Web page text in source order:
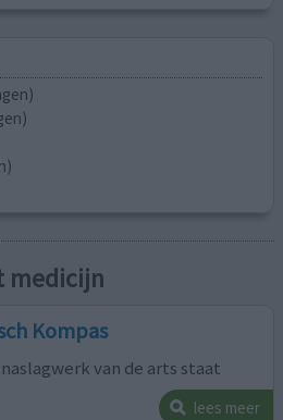
medicijn
Kompas
van de arts staat
lees meer